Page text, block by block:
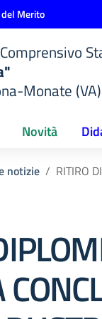
Merito
Monate (VA)
Novità
notizie RITIRO